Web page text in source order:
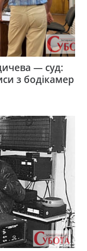
— суд:
з бодікамер